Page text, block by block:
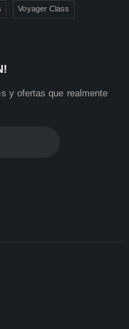
Voyager Class
y ofertas que realmente